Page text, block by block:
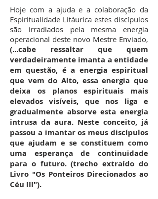
Hoje com a ajuda e a colaboração da
Espiritualidade Litáurica estes discípulos
são irradiados pela mesma energia
operacional deste novo Mestre Enviado,
(...cabe ressaltar que quem
verdadeiramente imanta a entidade
em questão, é a energia espiritual
que vem do Alto, essa energia que
deixa os planos espirituais mais
elevados visíveis, que nos liga e
gradualmente absorve esta energia
intrusa da aura. Neste conceito, já
passou a imantar os meus discípulos
que ajudam e se constituem como
uma esperança de continuidade
para o futuro. (trecho extraído do
Livro "Os Ponteiros Direcionados ao
Céu III").